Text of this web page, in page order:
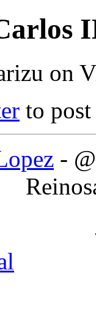
on
to
-